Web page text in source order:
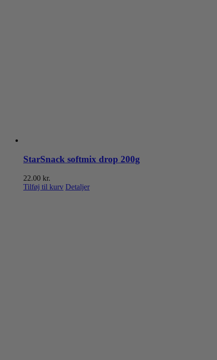
StarSnack softmix drop 200g
22.00 kr.
Tilføj til kurv Detaljer